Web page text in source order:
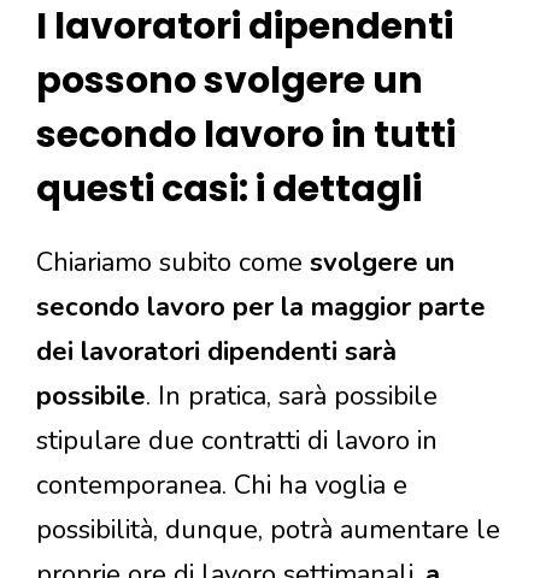
I lavoratori dipendenti
possono svolgere un
secondo lavoro in tutti
questi casi: i dettagli
Chiariamo subito come svolgere un
secondo lavoro per la maggior parte
dei lavoratori dipendenti sarà
possibile. In pratica, sarà possibile
stipulare due contratti di lavoro in
contemporanea. Chi ha voglia e
possibilità, dunque, potrà aumentare le